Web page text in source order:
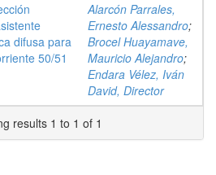
difusa para
50/51
Alarcón Parrales,
Ernesto Alessandro;
Brocel Huayamave,
Mauricio Alejandro;
Endara Vélez, Iván
David, Director
results 1 to 1 of 1